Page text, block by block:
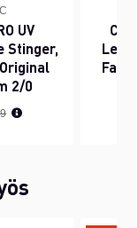
UV
Stinger,
2/0
hinta